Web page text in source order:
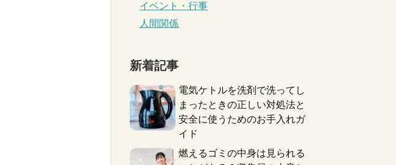
イベント・行事
人間関係
新着記事
電気ケトルを洗剤で洗ってし
まったときの正しい対処法と
安全に使うためのお手入れガ
イド
燃えるゴミの中身は見られる